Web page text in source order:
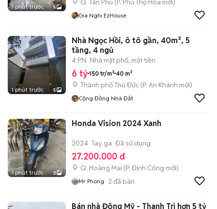
1 phút trước 5
Q. Tân Phú (P. Phú Thọ Hòa mới)
Gia Nghi EzHouse
1 phút trước 5
Nhà Ngọc Hồi, ô tô gần, 40m², 5
tầng, 4 ngủ
4 PN Nhà mặt phố, mặt tiền
6 tỷ 150 tr/m² 40 m²
Thành phố Thủ Đức (P. An Khánh mới)
Cộng Đồng Nhà Đất
1 phút trước 2
Honda Vision 2024 Xanh
2024 Tay ga Đã sử dụng
27.200.000 đ
Q. Hoàng Mai (P. Định Công mới)
Mr Phong 2 đã bán
Bán nhà Đông Mỹ - Thanh Trì hơn 5 tỷ